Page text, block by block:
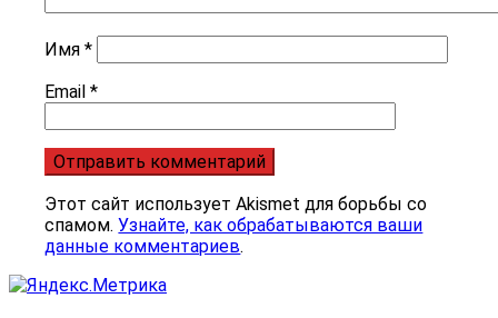
Имя*
Email*
Этот сайт использует Akismet для борьбы со
спамом.Узнайте, как обрабатываются ваши
данные комментариев.